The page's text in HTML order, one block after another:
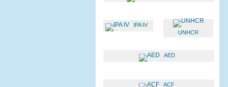
IPA IV
UNHCR
AED
ACF